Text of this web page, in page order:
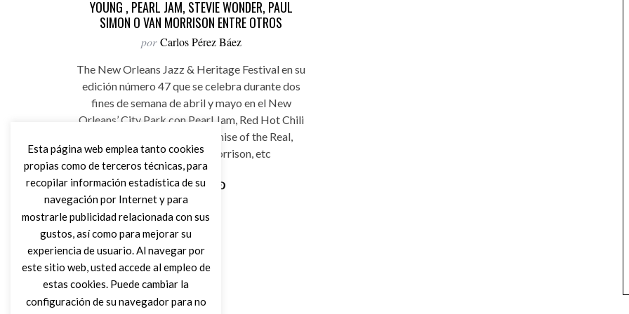
YOUNG , PEARL JAM, STEVIE WONDER, PAUL
SIMON O VAN MORRISON ENTRE OTROS
por Carlos Pérez Báez
The New Orleans Jazz & Heritage Festival en su
edición número 47 que se celebra durante dos
fines de semana de abril y mayo en el New
Orleans’ City Park con Pearl Jam, Red Hot Chili
Peppers, Neil Young + Promise of the Real,
Stevie Wonder, Van Morrison, etc
Esta página web emplea tanto cookies
propias como de terceros técnicas, para
recopilar información estadística de su
navegación por Internet y para
mostrarle publicidad relacionada con sus
gustos, así como para mejorar su
experiencia de usuario. Al navegar por
este sitio web, usted accede al empleo de
estas cookies. Puede cambiar la
configuración de su navegador para no